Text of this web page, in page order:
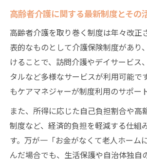
高齢者介護に関する最新制度とその
高齢者介護を取り巻く制度は年々改正
表的なものとして介護保険制度があり
けることで、訪問介護やデイサービス
タルなど多様なサービスが利用可能で
もケアマネジャーが制度利用のサポー
また、所得に応じた自己負担割合や高
制度など、経済的負担を軽減する仕組
す。万が一「お金がなくて老人ホーム
んだ場合でも、生活保護や自治体独自